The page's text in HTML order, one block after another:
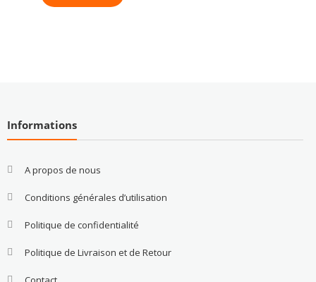
Informations
A propos de nous
Conditions générales d’utilisation
Politique de confidentialité
Politique de Livraison et de Retour